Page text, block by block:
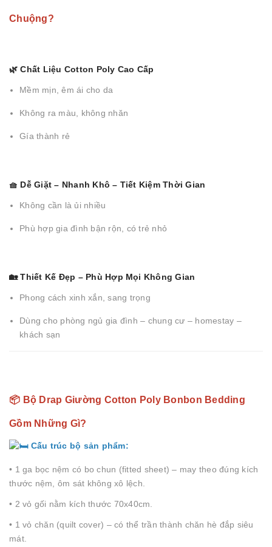
Chuộng?
🌿 Chất Liệu Cotton Poly Cao Cấp
Mềm mịn, êm ái cho da
Không ra màu, không nhăn
Gía thành rẻ
🧺 Dễ Giặt – Nhanh Khô – Tiết Kiệm Thời Gian
Không cần là ủi nhiều
Phù hợp gia đình bận rộn, có trẻ nhỏ
🏡 Thiết Kế Đẹp – Phù Hợp Mọi Không Gian
Phong cách xinh xắn, sang trọng
Dùng cho phòng ngủ gia đình – chung cư – homestay –
khách sạn
📦 Bộ Drap Giường Cotton Poly Bonbon Bedding
Gồm Những Gì?
Cấu trúc bộ sản phẩm:
• 1 ga bọc nệm có bo chun (fitted sheet) – may theo đúng kích
thước nệm, ôm sát không xô lệch.
• 2 vỏ gối nằm kích thước 70x40cm.
• 1 vỏ chăn (quilt cover) – có thể trần thành chăn hè đắp siêu
mát.